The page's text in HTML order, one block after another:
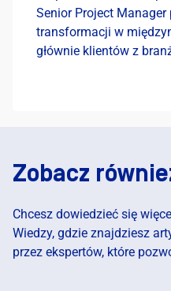
Senior Project
transformacji w
głównie klientów z
Zobacz
Chcesz dowiedzieć się
Wiedzy, gdzie znajdziesz
przez ekspertów, które